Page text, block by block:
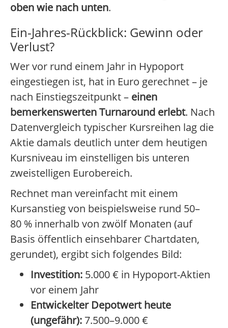
oben wie nach unten.
Ein-Jahres-Rückblick: Gewinn oder
Verlust?
Wer vor rund einem Jahr in Hypoport
eingestiegen ist, hat in Euro gerechnet – je
nach Einstiegszeitpunkt – einen
bemerkenswerten Turnaround erlebt. Nach
Datenvergleich typischer Kursreihen lag die
Aktie damals deutlich unter dem heutigen
Kursniveau im einstelligen bis unteren
zweistelligen Eurobereich.
Rechnet man vereinfacht mit einem
Kursanstieg von beispielsweise rund 50–
80 % innerhalb von zwölf Monaten (auf
Basis öffentlich einsehbarer Chartdaten,
gerundet), ergibt sich folgendes Bild:
Investition: 5.000 € in Hypoport-Aktien
vor einem Jahr
Entwickelter Depotwert heute
(ungefähr): 7.500–9.000 €